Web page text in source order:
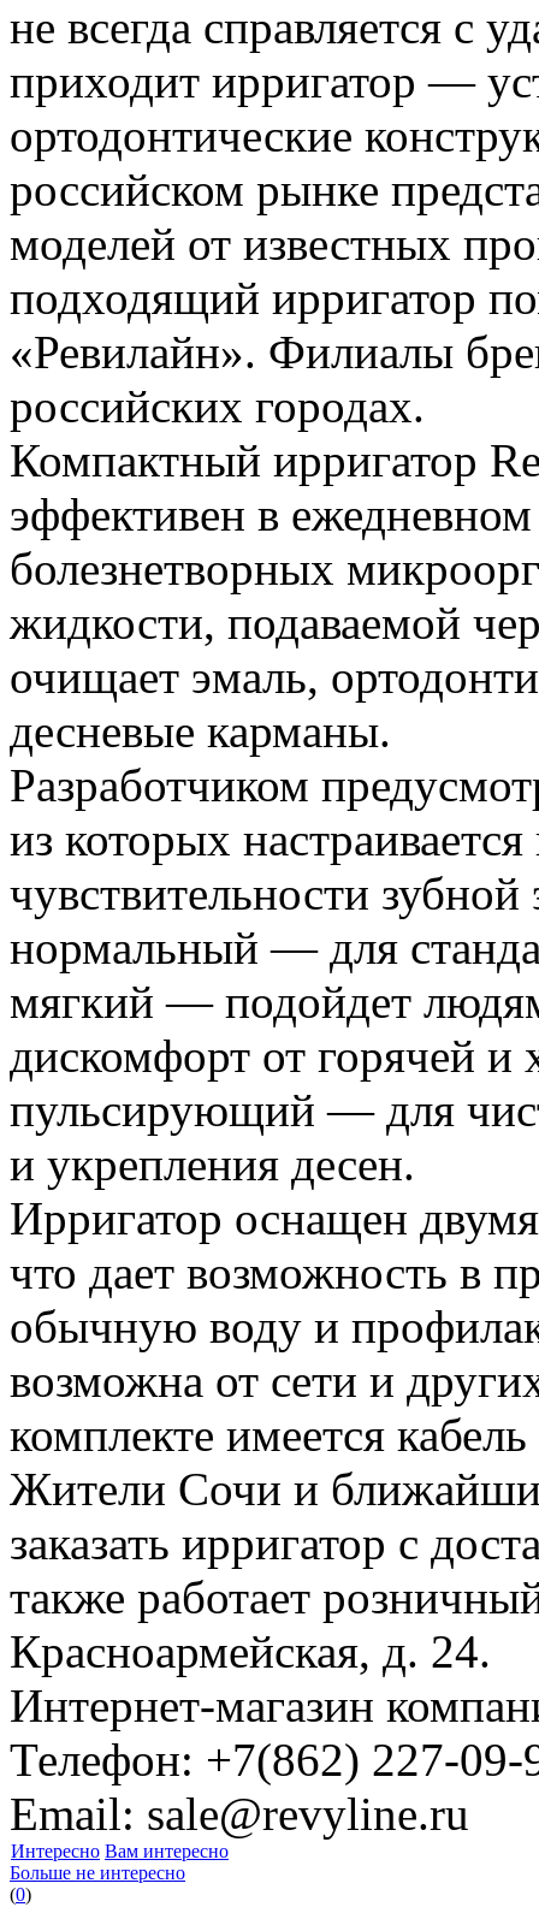
не всегда справляется с
приходит ирригатор —
ортодонтические
российском рынке
моделей от известных
подходящий ирригатор
«Ревилайн». Филиалы
российских городах.
Компактный ирригатор
эффективен в
болезнетворных
жидкости, подаваемой
очищает эмаль,
десневые карманы.
Разработчиком
из которых
чувствительности зубной
нормальный — для
мягкий — подойдет
дискомфорт от горячей
пульсирующий — для
и укрепления десен.
Ирригатор оснащен
что дает возможность в
обычную воду и
возможна от сети и
комплекте имеется
Жители Сочи и
заказать ирригатор с
также работает
Красноармейская, д. 24.
Интернет-магазин
Телефон: +7(862) 227-09-
Email: sale@revyline.ru
Интересно Вам интересно
Больше не интересно
(0)